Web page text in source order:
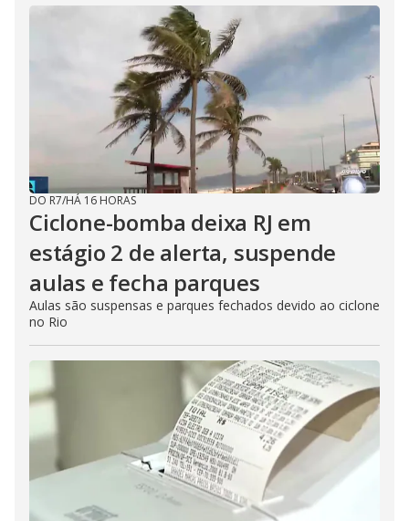
DO R7/HÁ 16 HORAS
Ciclone-bomba deixa RJ em
estágio 2 de alerta, suspende
aulas e fecha parques
Aulas são suspensas e parques fechados devido ao ciclone
no Rio